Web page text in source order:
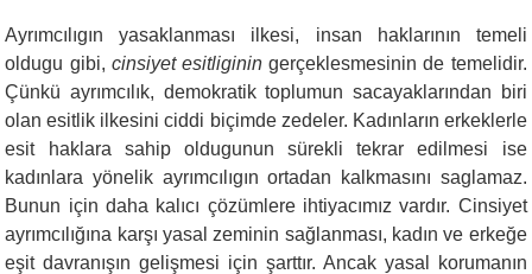
Ayrımcılıgın yasaklanması ilkesi, insan haklarının temeli
oldugu gibi, cinsiyet esitliginingerçeklesmesinin de temelidir.
Çünkü ayrımcılık, demokratik toplumun sacayaklarından biri
olan esitlik ilkesini ciddi biçimde zedeler. Kadınların erkeklerle
esit haklara sahip oldugunun sürekli tekrar edilmesi ise
kadınlara yönelik ayrımcılıgın ortadan kalkmasını saglamaz.
Bunun için daha kalıcı çözümlere ihtiyacımız vardır. Cinsiyet
ayrımcılığına karşı yasal zeminin sağlanması, kadın ve erkeğe
eşit davranışın gelişmesi için şarttır. Ancak yasal korumanın